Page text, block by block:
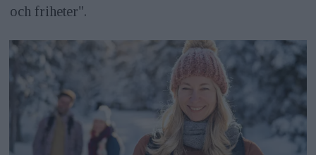
och friheter".